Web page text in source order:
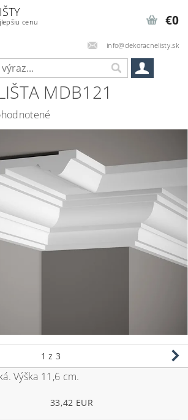
cenu
info@dekoracnelisty.sk
€0
MDB121
1 z 3
Výška 11,6 cm.
33,42 EUR